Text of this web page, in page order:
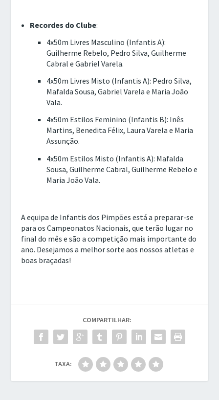
Recordes do Clube:
4x50m Livres Masculino (Infantis A):
Guilherme Rebelo, Pedro Silva, Guilherme
Cabral e Gabriel Varela.
4x50m Livres Misto (Infantis A): Pedro Silva,
Mafalda Sousa, Gabriel Varela e Maria João
Vala.
4x50m Estilos Feminino (Infantis B): Inês
Martins, Benedita Félix, Laura Varela e Maria
Assunção.
4x50m Estilos Misto (Infantis A): Mafalda
Sousa, Guilherme Cabral, Guilherme Rebelo e
Maria João Vala.
A equipa de Infantis dos Pimpões está a preparar-se
para os Campeonatos Nacionais, que terão lugar no
final do mês e são a competição mais importante do
ano. Desejamos a melhor sorte aos nossos atletas e
boas braçadas!
COMPARTILHAR:
TAXA: